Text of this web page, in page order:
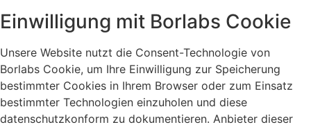
Einwilligung mit Borlabs Cookie
Unsere Website nutzt die Consent-Technologie von
Borlabs Cookie, um Ihre Einwilligung zur Speicherung
bestimmter Cookies in Ihrem Browser oder zum Einsatz
bestimmter Technologien einzuholen und diese
datenschutzkonform zu dokumentieren. Anbieter dieser